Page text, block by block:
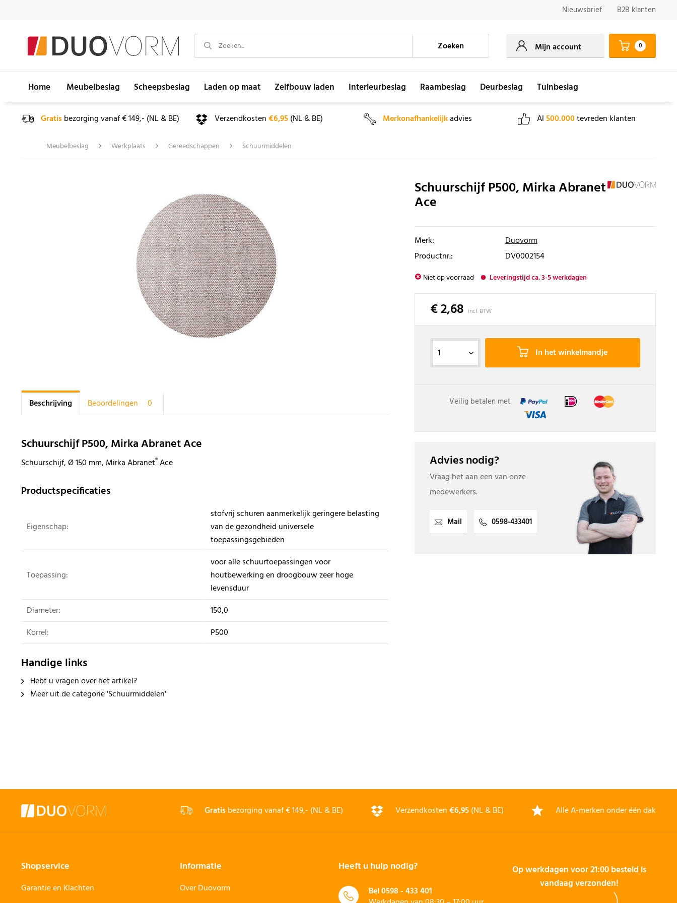
Nieuwsbrief B2B klanten
Zoeken Mijn account 0
Home Meubelbeslag Scheepsbeslag Laden op maat Zelfbouw laden Interieurbeslag Raambeslag Deurbeslag Tuinbeslag
Gratisbezorging vanaf € 149,- (NL & BE) Verzendkosten€6,95(NL & BE) Merkonafhankelijkadvies Al500.000tevreden klanten
Meubelbeslag Werkplaats Gereedschappen Schuurmiddelen
Schuurschijf P500, Mirka Abranet
Ace
Beschrijving Beoordelingen 0
Schuurschijf P500, Mirka Abranet Ace
Schuurschijf, Ø 150 mm, Mirka Abranet®Ace
Productspecificaties
Eigenschap:
stofvrij schuren aanmerkelijk geringere belasting
van de gezondheid universele
toepassingsgebieden
Toepassing:
voor alle schuurtoepassingen voor
houtbewerking en droogbouw zeer hoge
levensduur
Diameter:
150,0
Korrel:
P500
Handige links
Hebt u vragen over het artikel?
Meer uit de categorie 'Schuurmiddelen'
Merk:
Duovorm
Productnr.:
DV0002154
Niet op voorraad Leveringstijd ca. 3-5 werkdagen
€ 2,68 incl. BTW
In het winkelmandje
Veilig betalen met
Advies nodig?
Vraag het aan een van onze
medewerkers.
Mail 0598-433401
Gratisbezorging vanaf € 149,- (NL & BE) Verzendkosten€6,95(NL & BE) Alle A-merken onder één dak
Shopservice
Garantie en Klachten
Informatie
Over Duovorm
Heeft u hulp nodig?
Bel0598 - 433 401
Op werkdagen voor 21:00 besteld is
vandaag verzonden!